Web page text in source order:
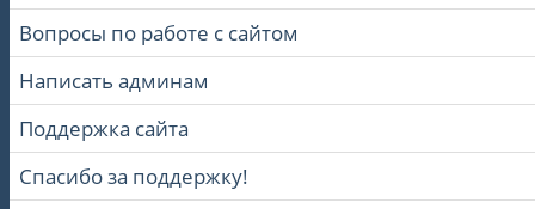
Вопросы по работе с сайтом
Написать админам
Поддержка сайта
Спасибо за поддержку!